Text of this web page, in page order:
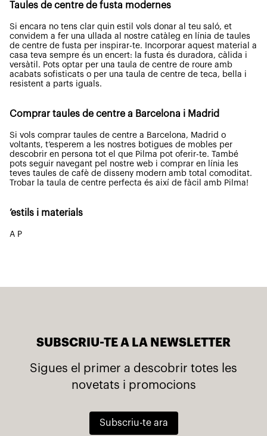
Taules de centre de fusta modernes
Si encara no tens clar quin estil vols donar al teu saló, et
convidem a fer una ullada al nostre catàleg en línia de taules
de centre de fusta per inspirar-te. Incorporar aquest material a
casa teva sempre és un encert: la fusta és duradora, càlida i
versàtil. Pots optar per una taula de centre de roure amb
acabats sofisticats o per una taula de centre de teca, bella i
resistent a parts iguals.
Comprar taules de centre a Barcelona i Madrid
Si vols comprar taules de centre a Barcelona, Madrid o
voltants, t’esperem a les nostres botigues de mobles per
descobrir en persona tot el que Pilma pot oferir-te. També
pots seguir navegant pel nostre web i comprar en línia les
teves taules de cafè de disseny modern amb total comoditat.
Trobar la taula de centre perfecta és així de fàcil amb Pilma!
’estils i materials
A P
SUBSCRIU-TE A LA NEWSLETTER
Sigues el primer a descobrir totes les
novetats i promocions
Subscriu-te ara